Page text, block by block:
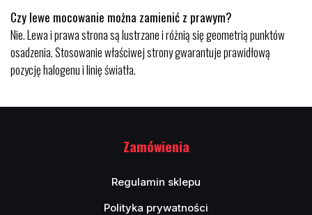
Czy lewe mocowanie można zamienić z prawym?
Nie. Lewa i prawa strona są lustrzane i różnią się geometrią punktów
osadzenia. Stosowanie właściwej strony gwarantuje prawidłową
pozycję halogenu i linię światła.
Zamówienia
Regulamin sklepu
Polityka prywatności